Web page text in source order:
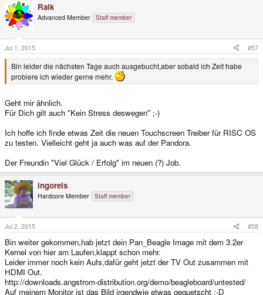
Raik
Advanced Member Staff member
Jul 1, 2015 #57
Bin leider die nächsten Tage auch ausgebucht,aber sobald ich Zeit habe
probiere ich wieder gerne mehr.
Geht mir ähnlich.
Für Dich gilt auch "Kein Stress deswegen" ;-)
Ich hoffe ich finde etwas Zeit die neuen Touchscreen Treiber für RISC OS
zu testen. Vielleicht geht ja auch was auf der Pandora.
Der Freundin "Viel Glück / Erfolg" im neuen (?) Job.
ingoreis
Hardcore Member Staff member
Jul 2, 2015 #58
Bin weiter gekommen,hab jetzt dein Pan_Beagle Image mit dem 3.2er
Kernel von hier am Laufen,klappt schon mehr.
Leider immer noch kein Aufs,dafür geht jetzt der TV Out zusammen mit
HDMI Out.
http://downloads.angstrom-distribution.org/demo/beagleboard/untested/
Auf meinem Monitor ist das Bild irgendwie etwas gequetscht :-D